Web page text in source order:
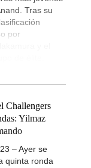
Tras su
por
Challengers
Yilmaz
– Ayer se
quinta ronda